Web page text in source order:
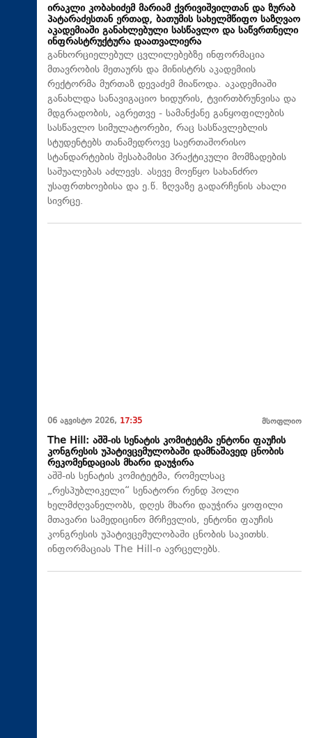
ირაკლი კობახიძემ მარიამ ქვრივიშვილთან და ზურაბ
პატარაძესთან ერთად, ბათუმის სახელმწიფო საზღვაო
აკადემიაში განახლებული სასწავლო და საწვრთნელი
ინფრასტრუქტურა დაათვალიერა
განხორციელებულ ცვლილებებზე ინფორმაცია
მთავრობის მეთაურს და მინისტრს აკადემიის
რექტორმა მურთაზ დევაძემ მიაწოდა. აკადემიაში
განახლდა სანავიგაციო ხიდურის, ტვირთბრუნვისა და
მდგრადობის, აგრეთვე - სამანქანე განყოფილების
სასწავლო სიმულატორები, რაც სასწავლებლის
სტუდენტებს თანამედროვე საერთაშორისო
სტანდარტების შესაბამისი პრაქტიკული მომზადების
საშუალებას აძლევს. ასევე მოეწყო სახანძრო
უსაფრთხოებისა და ე.წ. ზღვაზე გადარჩენის ახალი
სივრცე.
06 აგვისტო 2026, 17:35 მსოფლიო
The Hill: აშშ-ის სენატის კომიტეტმა ენტონი ფაუჩის
კონგრესის უპატივცემულობაში დამნაშავედ ცნობის
რეკომენდაციას მხარი დაუჭირა
აშშ-ის სენატის კომიტეტმა, რომელსაც
„რესპუბლიკელი“ სენატორი რენდ პოლი
ხელმძღვანელობს, დღეს მხარი დაუჭირა ყოფილი
მთავარი სამედიცინო მრჩევლის, ენტონი ფაუჩის
კონგრესის უპატივცემულობაში ცნობის საკითხს.
ინფორმაციას The Hill-ი ავრცელებს.